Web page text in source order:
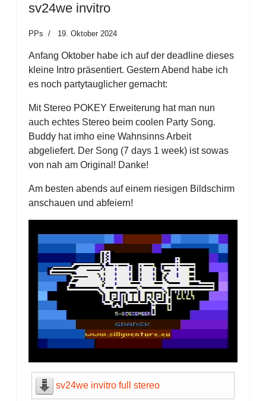
sv24we invitro
PPs 19. Oktober 2024
Anfang Oktober habe ich auf der deadline dieses
kleine Intro präsentiert. Gestern Abend habe ich
es noch partytauglicher gemacht:
Mit Stereo POKEY Erweiterung hat man nun
auch echtes Stereo beim coolen Party Song.
Buddy hat imho eine Wahnsinns Arbeit
abgeliefert. Der Song (7 days 1 week) ist sowas
von nah am Original! Danke!
Am besten abends auf einem riesigen Bildschirm
anschauen und abfeiern!
sv24we invitro full stereo